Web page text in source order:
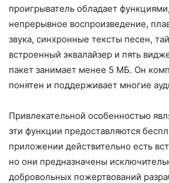
проигрыватель обладает
непрерывное воспроизведение,
звука, синхронные тексты песен,
встроенный эквалайзер и пять
пакет занимает менее 5 МБ. Он
понятен и поддерживает многие
Привлекательной особенностью
эти функции предоставляются
приложении действительно есть
но они предназначены
добровольных пожертвований